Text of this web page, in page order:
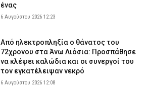
ένας
6 Αυγούστου 2026 12:23
Από ηλεκτροπληξία ο θάνατος του
72χρονου στα Άνω Λιόσια: Προσπάθησε
να κλέψει καλώδια και οι συνεργοί του
τον εγκατέλειψαν νεκρό
6 Αυγούστου 2026 12:08